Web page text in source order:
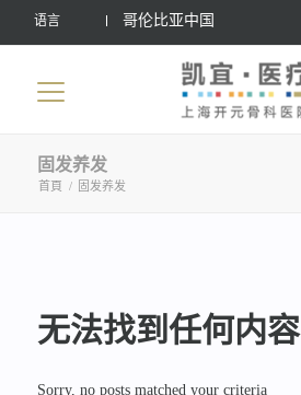
语言 哥伦比亚中国
固发养发
首頁 / 固发养发
无法找到任何内容
Sorry, no posts matched your criteria